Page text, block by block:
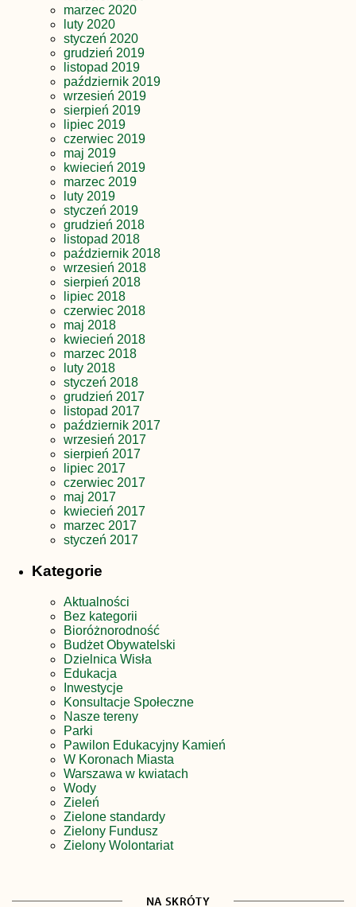
marzec 2020
luty 2020
styczeń 2020
grudzień 2019
listopad 2019
październik 2019
wrzesień 2019
sierpień 2019
lipiec 2019
czerwiec 2019
maj 2019
kwiecień 2019
marzec 2019
luty 2019
styczeń 2019
grudzień 2018
listopad 2018
październik 2018
wrzesień 2018
sierpień 2018
lipiec 2018
czerwiec 2018
maj 2018
kwiecień 2018
marzec 2018
luty 2018
styczeń 2018
grudzień 2017
listopad 2017
październik 2017
wrzesień 2017
sierpień 2017
lipiec 2017
czerwiec 2017
maj 2017
kwiecień 2017
marzec 2017
styczeń 2017
Kategorie
Aktualności
Bez kategorii
Bioróżnorodność
Budżet Obywatelski
Dzielnica Wisła
Edukacja
Inwestycje
Konsultacje Społeczne
Nasze tereny
Parki
Pawilon Edukacyjny Kamień
W Koronach Miasta
Warszawa w kwiatach
Wody
Zieleń
Zielone standardy
Zielony Fundusz
Zielony Wolontariat
NA SKRÓTY